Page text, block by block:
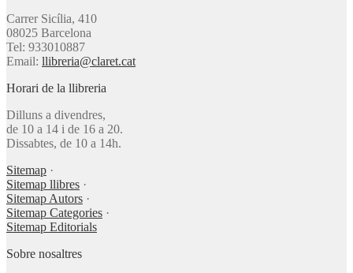
Carrer Sicília, 410
08025 Barcelona
Tel: 933010887
Email: llibreria@claret.cat
Horari de la llibreria
Dilluns a divendres,
de 10 a 14 i de 16 a 20.
Dissabtes, de 10 a 14h.
Sitemap ·
Sitemap llibres ·
Sitemap Autors ·
Sitemap Categories ·
Sitemap Editorials
Sobre nosaltres